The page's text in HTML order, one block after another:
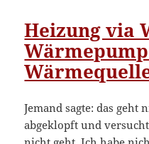
Heizung via
Jemand sagte: das geht
abgeklopft und